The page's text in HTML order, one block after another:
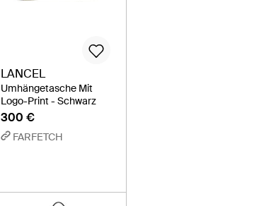
LANCEL
Umhängetasche Mit
Logo-Print - Schwarz
300 €
FARFETCH